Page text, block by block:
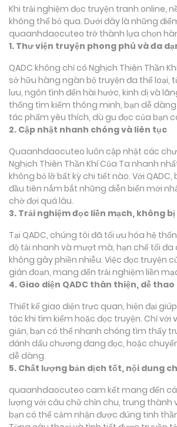
Khi trải nghiệm đọc truyện tranh online,
không thể bỏ qua. Dưới đây là những
quaanhdaocuteo trở thành lựa chọn
1. Thư viện truyện phong phú và đa
QADC không chỉ có Nghịch Thiên Thần
sở hữu hàng ngàn bộ truyện đa thể loại,
lưu, ngôn tình đến hài hước, kinh dị và
thống tìm kiếm thông minh, bạn dễ
tác phẩm yêu thích, dù gu đọc của bạn
2. Cập nhật nhanh chóng và liên tục
Quaanhdaocuteo luôn cập nhật các
Nghịch Thiên Thần Khí Của Ta nhanh
không bỏ lỡ bất kỳ chi tiết nào. Với QADC,
đầu tiên nắm bắt những diễn biến mới
chờ đợi quá lâu.
3. Trải nghiệm đọc liền mạch, không
Tại QADC, chúng tôi đã tối ưu hóa hệ
độ tải nhanh và mượt mà, hạn chế tối đa
không gây phiền nhiễu. Việc đọc truyện
gián đoạn, mang đến trải nghiệm liền
4. Giao diện QADC thân thiện, dễ
Thiết kế giao diện trực quan, hiện đại
tác khi tìm kiếm hoặc đọc truyện. Chỉ với
giản, bạn có thể nhanh chóng tìm thấy
đánh dấu chương đang đọc, hoặc
dễ dàng.
5. Chất lượng bản dịch tốt, nội dung
quaanhdaocuteo cam kết mang đến
lượng với câu chữ chỉn chu, trung thành
bạn có thể cảm nhận được đúng tinh